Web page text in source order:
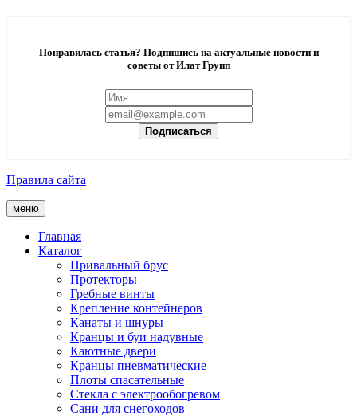
Понравилась статья? Подпишись на актуальные новости и
советы от Илат Групп
Подписаться
Правила сайта
меню
Главная
Каталог
Привальный брус
Протекторы
Гребные винты
Крепление контейнеров
Канаты и шнуры
Кранцы и буи надувные
Каютные двери
Кранцы пневматические
Плоты спасательные
Стекла с электрообогревом
Сани для снегоходов